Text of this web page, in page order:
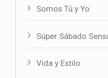
Somos Tú y Yo
Súper Sábado
Vida y Estilo